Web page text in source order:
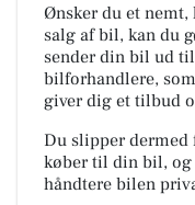
Ønsker du et
salg af bil, kan du
sender din bil ud
bilforhandlere,
giver dig et tilbud
Du slipper dermed
køber til din bil, og
håndtere bilen